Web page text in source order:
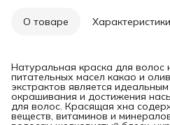
О товаре Характеристики
Натуральная краска для волос
питательных масел какао и
экстрактов является
окрашивания и достижения
для волос. Красящая хна
веществ, витаминов и